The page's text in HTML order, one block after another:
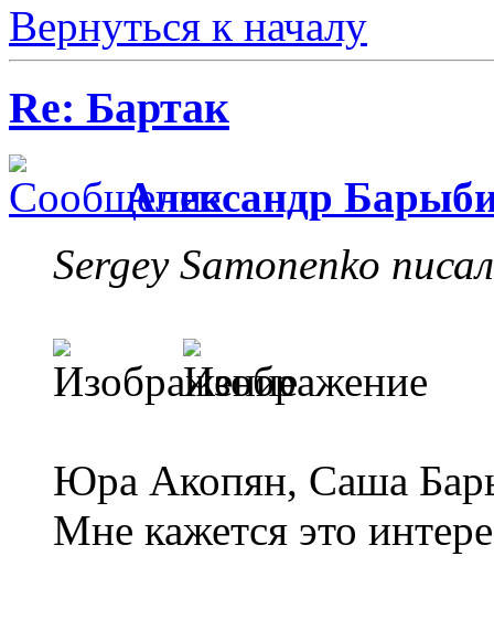
Вернуться к началу
Re: Бартак
Александр
Sergey Samonenko
Юра Акопян, Саша
Мне кажется это